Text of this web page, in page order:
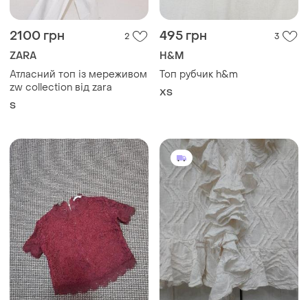
2100 грн 2
ZARA
Атласний топ із мереживом
zw collection від zara
S
495 грн 3
H&M
Топ рубчик h&m
ХS